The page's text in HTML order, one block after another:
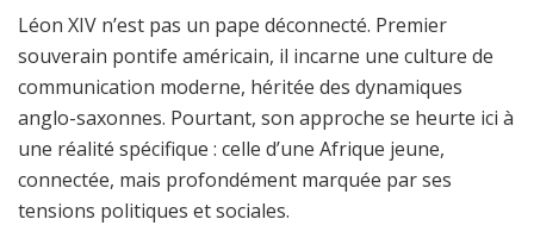
Léon XIV n’est pas un pape déconnecté. Premier
souverain pontife américain, il incarne une culture de
communication moderne, héritée des dynamiques
anglo-saxonnes. Pourtant, son approche se heurte ici à
une réalité spécifique : celle d’une Afrique jeune,
connectée, mais profondément marquée par ses
tensions politiques et sociales.